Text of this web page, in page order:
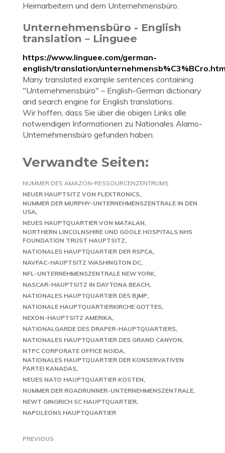
Heimarbeitern und dem Unternehmensbüro.
Unternehmensbüro - English
translation – Linguee
https://www.linguee.com/german-
english/translation/
Many translated example sentences containing
"Unternehmensbüro" – English-German dictionary
and search engine for English translations.
Wir hoffen, dass Sie über die obigen Links alle
notwendigen Informationen zu Nationales Alamo-
Unternehmensbüro gefunden haben.
Verwandte Seiten:
NUMMER DES AMAZON-RESSOURCENZENTRUMS
NEUER HAUPTSITZ VON FLEXTRONICS
NUMMER DER MURPHY-UNTERNEHMENSZENTRALE IN DEN
USA
NEUES HAUPTQUARTIER VON MATALAN
NORTHERN LINCOLNSHIRE UND GOOLE HOSPITALS NHS
FOUNDATION TRUST HAUPTSITZ
NATIONALES HAUPTQUARTIER DER RSPCA
NAVFAC-HAUPTSITZ WASHINGTON DC
NFL-UNTERNEHMENSZENTRALE NEW YORK
NASCAR-HAUPTSITZ IN DAYTONA BEACH
NATIONALES HAUPTQUARTIER DES BJMP
NATIONALE HAUPTQUARTIERKIRCHE GOTTES
NEXON-HAUPTSITZ AMERIKA
NATIONALGARDE DES DRAPER-HAUPTQUARTIERS
NATIONALES HAUPTQUARTIER DES GRAND CANYON
NTPC CORPORATE OFFICE NOIDA
NATIONALES HAUPTQUARTIER DER KONSERVATIVEN
PARTEI KANADAS
NEUES NATO HAUPTQUARTIER KOSTEN
NUMMER DER ROADRUNNER-UNTERNEHMENSZENTRALE
NEWT GINGRICH SC HAUPTQUARTIER
NAPOLEONS HAUPTQUARTIER
PREVIOUS